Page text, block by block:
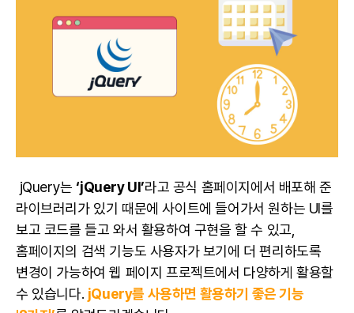
jQuery는‘jQuery UI’라고 공식 홈페이지에서 배포해 준
라이브러리가 있기 때문에 사이트에 들어가서 원하는 UI를
보고 코드를 들고 와서 활용하여 구현을 할 수 있고,
홈페이지의 검색 기능도 사용자가 보기에 더 편리하도록
변경이 가능하여 웹 페이지프로젝트에서 다양하게 활용할
수 있습니다. jQuery를 사용하면 활용하기 좋은 기능